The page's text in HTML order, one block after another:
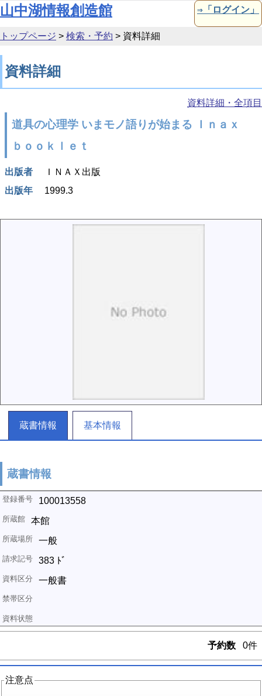
本文へ移動
山中湖情報創造館 ⇒「ログイン」
トップページ > 検索・予約 > 資料詳細
資料詳細
資料詳細・全項目
道具の心理学 いまモノ語りが始まる Ｉｎａｘ
ｂｏｏｋｌｅｔ
出版者
ＩＮＡＸ出版
出版年
1999.3
蔵書情報 基本情報
蔵書情報
100013558
本館
一般
383 ﾄﾞ
一般書
予約数 0件
注意点